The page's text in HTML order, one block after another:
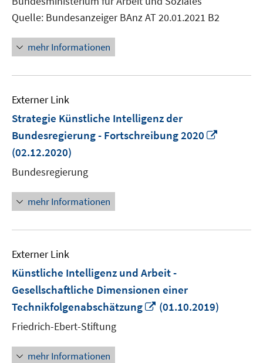
Quelle: Bundesanzeiger BAnz AT 20.01.2021 B2
mehr Informationen
Externer Link
Strategie Künstliche Intelligenz der
Bundesregierung - Fortschreibung 2020
(02.12.2020)
Bundesregierung
mehr Informationen
Externer Link
Künstliche Intelligenz und Arbeit -
Gesellschaftliche Dimensionen einer
Technikfolgenabschätzung
In
(01.10.2019)
Friedrich-Ebert-Stiftung
mehr Informationen